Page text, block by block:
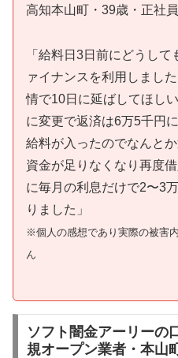
高知本山町・39歳・正社
「給料日3日前にどうし
ァイナンスを利用しまし
情で10日に延ばしてほし
に変更で返済は6万5千円
給料が入ったのでなんと
資金が足りなくなり再度
に毎月の利息だけで2〜3
りました」
※個人の感想であり実際の被害
ん
ソフト闇金アーリーの
規オープン業者・本山